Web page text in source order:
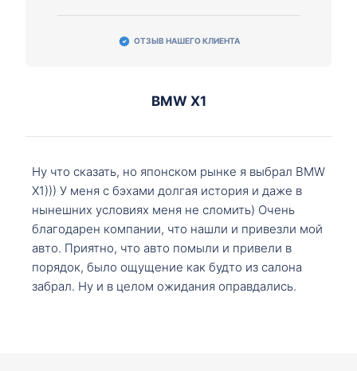
ОТЗЫВ НАШЕГО КЛИЕНТА
BMW X1
Ну что сказать, но японском рынке я выбрал BMW
X1))) У меня с бэхами долгая история и даже в
нынешних условиях меня не сломить) Очень
благодарен компании, что нашли и привезли мой
авто. Приятно, что авто помыли и привели в
порядок, было ощущение как будто из салона
забрал. Ну и в целом ожидания оправдались.